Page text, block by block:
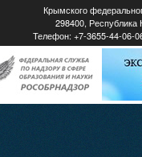
Крымского
298400, Республика
Телефон: +7-3655-44-06-